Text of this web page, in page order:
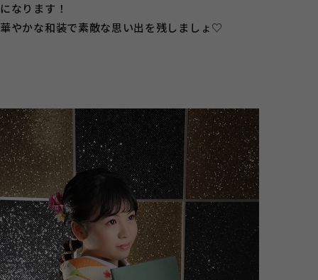
になります！
華やかな和装で素敵な思い出を残しましょ♡